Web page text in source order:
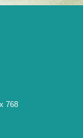
768